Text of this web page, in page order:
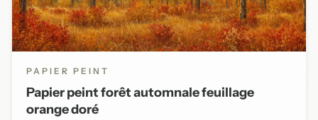
PAPIER PEINT
Papier peint forêt automnale feuillage
orange doré